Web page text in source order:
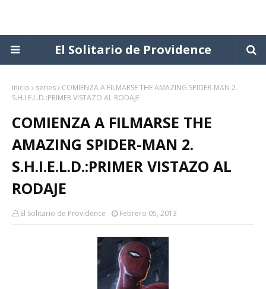
El Solitario de Providence
Inicio series
COMIENZA A FILMARSE THE AMAZING SPIDER-MAN 2.
S.H.I.E.L.D.:PRIMER VISTAZO AL RODAJE
COMIENZA A FILMARSE THE
AMAZING SPIDER-MAN 2.
S.H.I.E.L.D.:PRIMER VISTAZO AL
RODAJE
El Solitario de Providence Febrero 05, 2013